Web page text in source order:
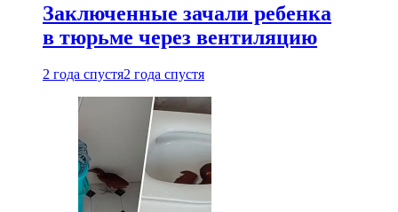
Заключенные зачали ребенка
в тюрьме через вентиляцию
2 года спустя2 года спустя